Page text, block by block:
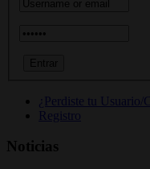
¿Perdiste tu Usuario/
Registro
Noticias